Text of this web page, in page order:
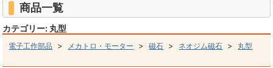
商品一覧
カテゴリー: 丸型
電子工作部品 > メカトロ・モーター >磁石 > ネオジム磁石 > 丸型